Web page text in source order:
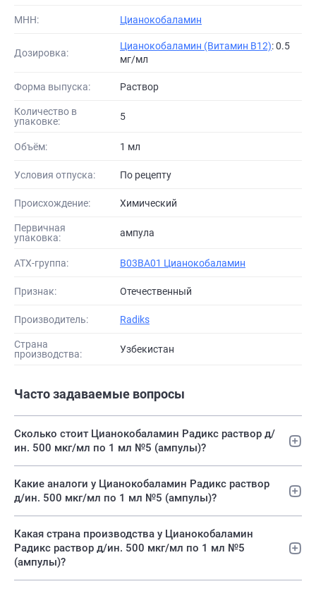
МНН: Цианокобаламин
Дозировка:
Цианокобаламин (Витамин B12): 0.5
мг/мл
Форма выпуска: Раствор
Количество в
упаковке:
5
Объём: 1 мл
Условия отпуска: По рецепту
Происхождение: Химический
Первичная
упаковка:
ампула
АТХ-группа: B03BA01 Цианокобаламин
Признак: Отечественный
Производитель: Radiks
Страна
производства:
Узбекистан
Часто задаваемые вопросы
Сколько стоит Цианокобаламин Радикс раствор д/
ин. 500 мкг/мл по 1 мл №5 (ампулы)?
Какие аналоги у Цианокобаламин Радикс раствор
д/ин. 500 мкг/мл по 1 мл №5 (ампулы)?
Какая страна производства у Цианокобаламин
Радикс раствор д/ин. 500 мкг/мл по 1 мл №5
(ампулы)?